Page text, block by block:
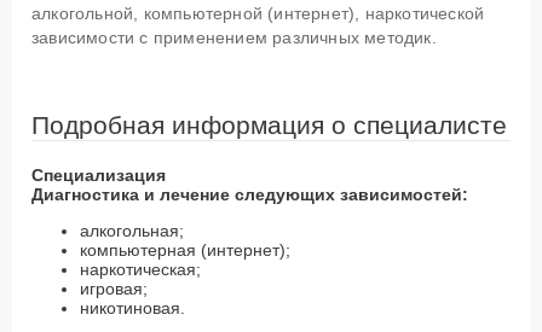
алкогольной, компьютерной (интернет), наркотической
зависимости с применением различных методик.
Подробная информация о специалисте
Специализация
Диагностика и лечение следующих зависимостей:
алкогольная;
компьютерная (интернет);
наркотическая;
игровая;
никотиновая.